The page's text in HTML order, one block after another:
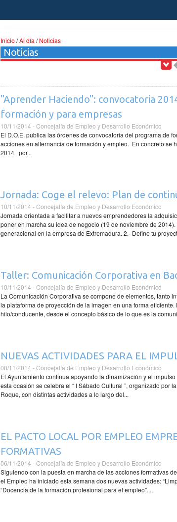
Inicio /Al día /Noticias
Noticias
"Aprender Haciendo": convocatoria
formación y para empresas
10/11/2014 - Concejalía de Empleo y Desarrollo Económico
El D.O.E. publica las órdenes de convocatoria del programa de
acciones en alternancia de formación y empleo. En concreto se
2014 por...
Jornada: Coge el relevo: Plan de
10/11/2014 - Concejalía de Empleo y Desarrollo Económico
Jornada orientada a facilitar a nuevos emprendedores la
poner en marcha su idea de negocio (19 de noviembre de
generacional en la empresa de Extremadura. 2.- Define tu
Taller: Comunicación Corporativa en
10/11/2014 - Concejalía de Empleo y Desarrollo Económico
La Comunicación Corporativa se compone de elementos, tanto
la plataforma de proyección de la imagen en una forma
hilo/conducente, desde el concepto básico de lo que es la
NUEVAS ACTIVIDADES PARA EL
08/11/2014 - Concejalía de Empleo y Desarrollo Económico
El Ayuntamiento continua apoyando la dinamización y el
esta ocasión se celebra el “ I Sábado Cultural ”, organizado por
Roque, con distintas actividades a lo largo del...
EL PACTO LOCAL POR EMPLEO
FORMATIVAS
06/11/2014 - Concejalía de Empleo y Desarrollo Económico
Siguiendo con la puesta en marcha de las acciones formativas
el Empleo ha iniciado esta semana dos nuevas actividades:
“Docencia de la formación profesional para el empleo”....